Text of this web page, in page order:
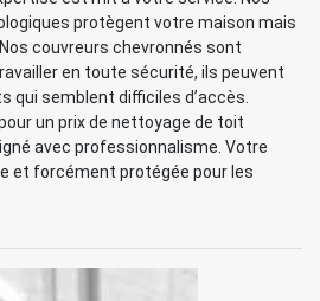
protègent votre maison mais
couvreurs chevronnés sont
en toute sécurité, ils peuvent
qui semblent difficiles d’accès.
un prix de nettoyage de toit
avec professionnalisme. Votre
et forcément protégée pour les